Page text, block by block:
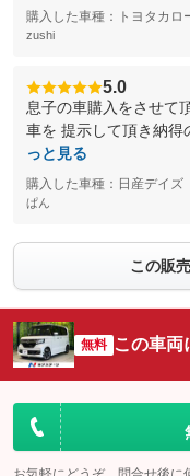
購入した車種：トヨタカロ
zushi
5.0
息子の車購入をさせて
車を 提示して頂き納得
っと見る
購入した車種：日産デイズ
ぱん
この販
無料 この車両